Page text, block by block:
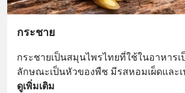
กระชาย
กระชายเป็นสมุนไพรไทยที่ใช้ในอาหาร
ลักษณะเป็นหัวของพืช มีรสหอมเผ็ดและเ
ดูเพิ่มเติม